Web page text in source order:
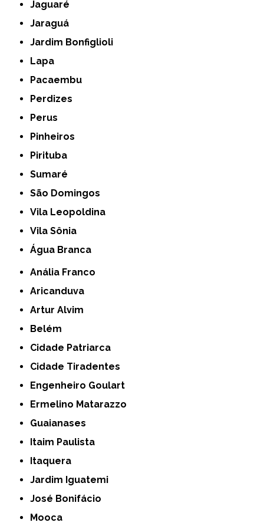
Jaguaré
Jaraguá
Jardim Bonfiglioli
Lapa
Pacaembu
Perdizes
Perus
Pinheiros
Pirituba
Sumaré
São Domingos
Vila Leopoldina
Vila Sônia
Água Branca
Anália Franco
Aricanduva
Artur Alvim
Belém
Cidade Patriarca
Cidade Tiradentes
Engenheiro Goulart
Ermelino Matarazzo
Guaianases
Itaim Paulista
Itaquera
Jardim Iguatemi
José Bonifácio
Mooca